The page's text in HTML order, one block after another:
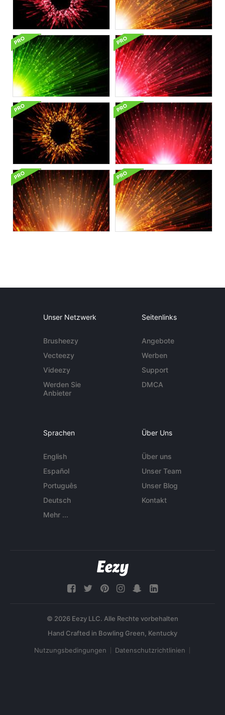
Unser Netzwerk
Brusheezy
Vecteezy
Videezy
Werden Sie
Anbieter
Seitenlinks
Angebote
Werben
Support
DMCA
Sprachen
English
Español
Português
Deutsch
Mehr ...
Über Uns
Über uns
Unser Team
Unser Blog
Kontakt
© 2026 Eezy LLC. Alle Rechte vorbehalten
Nutzungsbedingungen Datenschutzrichtlinien